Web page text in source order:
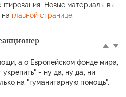
Новые материалы вы
главной странице.
а о Европейском фонде мира,
- ну да, ну да, ни
на "гуманитарную помощь".